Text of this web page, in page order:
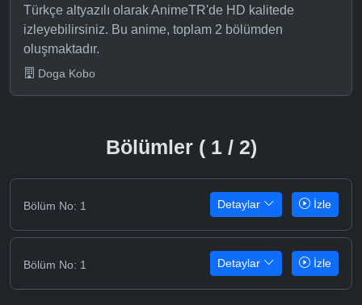
Türkçe altyazılı olarak AnimeTR'de HD kalitede
izleyebilirsiniz. Bu anime, toplam 2 bölümden
oluşmaktadır.
Doga Kobo
Bölümler ( 1 / 2)
Bölüm No: 1 Detaylar İzle
Bölüm No: 1 Detaylar İzle